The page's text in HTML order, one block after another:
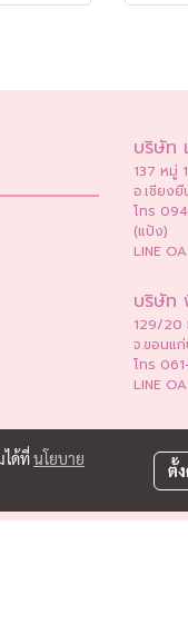
บริษัท
137 หมู่
อ.เชียง
โทร
(แป้ง)
LINE
บริษัท
129/20
จ.ขอนแ
โทร
LINE
ได้ที่นโยบาย
ตั้